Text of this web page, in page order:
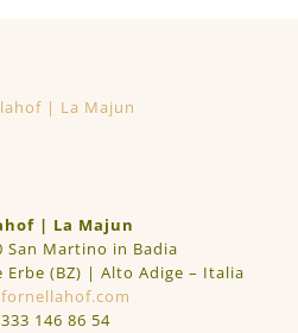
| La Majun
San Martino in Badia
Erbe (BZ) | Alto Adige – Italia
146 86 54